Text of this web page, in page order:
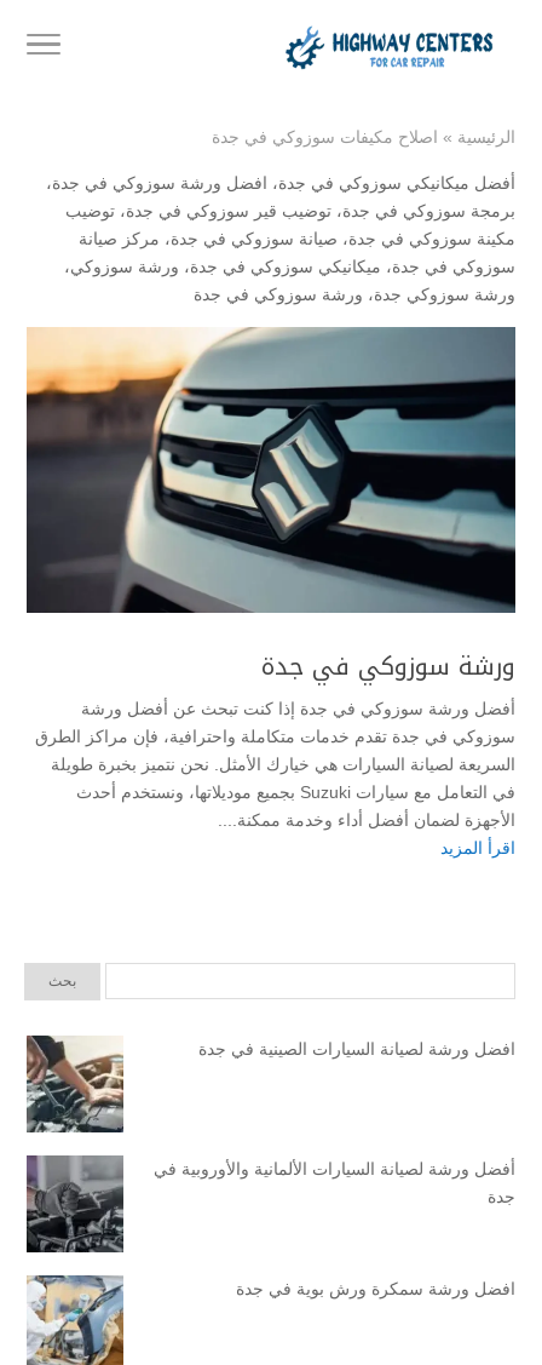
الرئيسية » اصلاح مكيفات سوزوكي في جدة
أفضل ميكانيكي سوزوكي في جدة، افضل ورشة سوزوكي في جدة،
برمجة سوزوكي في جدة، توضيب قير سوزوكي في جدة، توضيب
مكينة سوزوكي في جدة، صيانة سوزوكي في جدة، مركز صيانة
سوزوكي في جدة، ميكانيكي سوزوكي في جدة، ورشة سوزوكي،
ورشة سوزوكي جدة، ورشة سوزوكي في جدة
ورشة سوزوكي في جدة
أفضل ورشة سوزوكي في جدة إذا كنت تبحث عن أفضل ورشة
سوزوكي في جدة تقدم خدمات متكاملة واحترافية، فإن مراكز الطرق
السريعة لصيانة السيارات هي خيارك الأمثل. نحن نتميز بخبرة طويلة
في التعامل مع سيارات Suzuki بجميع موديلاتها، ونستخدم أحدث
الأجهزة لضمان أفضل أداء وخدمة ممكنة....
اقرأ المزيد
افضل ورشة لصيانة السيارات الصينية في جدة
أفضل ورشة لصيانة السيارات الألمانية والأوروبية في
جدة
افضل ورشة سمكرة ورش بوية في جدة